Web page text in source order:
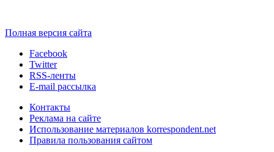
Полная версия сайта
Facebook
Twitter
RSS-ленты
E-mail рассылка
Контакты
Реклама на сайте
Использование материалов korrespondent.net
Правила пользования сайтом